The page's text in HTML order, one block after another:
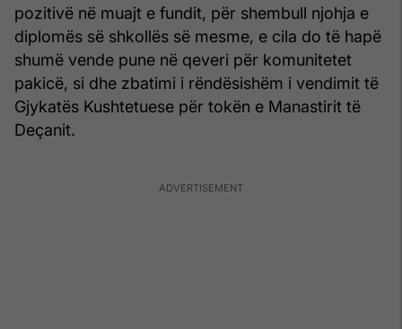
pozitivë në muajt e fundit, për shembull njohja e
diplomës së shkollës së mesme, e cila do të hapë
shumë vende pune në qeveri për komunitetet
pakicë, si dhe zbatimi i rëndësishëm i vendimit të
Gjykatës Kushtetuese për tokën e Manastirit të
Deçanit.